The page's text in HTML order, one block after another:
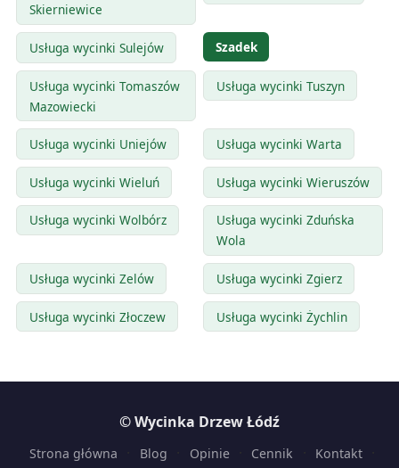
Skierniewice
Usługa wycinki Sulejów Szadek
Usługa wycinki Tomaszów
Mazowiecki
Usługa wycinki Tuszyn
Usługa wycinki Uniejów Usługa wycinki Warta
Usługa wycinki Wieluń Usługa wycinki Wieruszów
Usługa wycinki Wolbórz
Usługa wycinki Zduńska
Wola
Usługa wycinki Zelów Usługa wycinki Zgierz
Usługa wycinki Złoczew Usługa wycinki Żychlin
© Wycinka Drzew Łódź
Strona główna Blog Opinie Cennik Kontakt